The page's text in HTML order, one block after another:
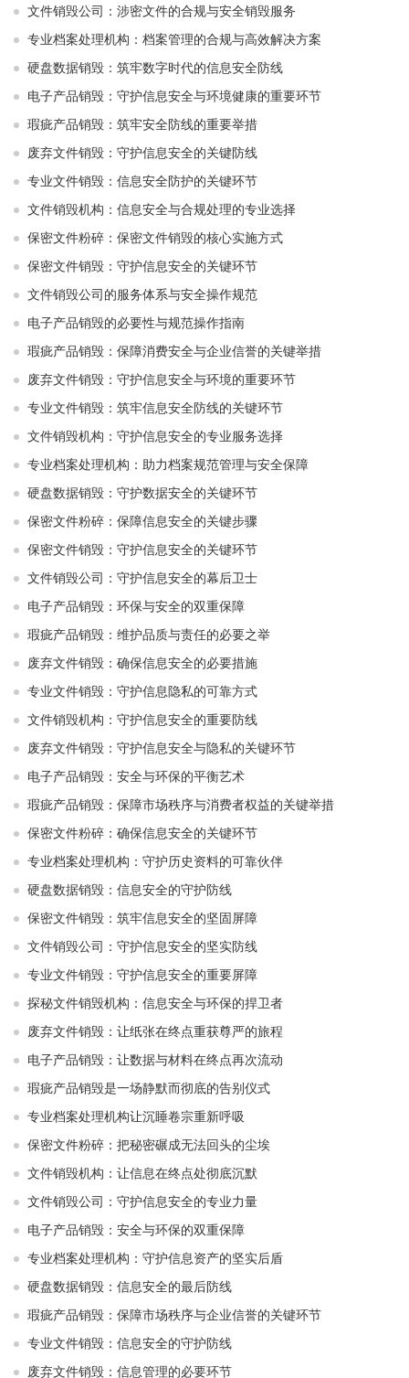
文件销毁公司：涉密文件的合规与安全销毁服务
专业档案处理机构：档案管理的合规与高效解决方案
硬盘数据销毁：筑牢数字时代的信息安全防线
电子产品销毁：守护信息安全与环境健康的重要环节
瑕疵产品销毁：筑牢安全防线的重要举措
废弃文件销毁：守护信息安全的关键防线
专业文件销毁：信息安全防护的关键环节
文件销毁机构：信息安全与合规处理的专业选择
保密文件粉碎：保密文件销毁的核心实施方式
保密文件销毁：守护信息安全的关键环节
文件销毁公司的服务体系与安全操作规范
电子产品销毁的必要性与规范操作指南
瑕疵产品销毁：保障消费安全与企业信誉的关键举措
废弃文件销毁：守护信息安全与环境的重要环节
专业文件销毁：筑牢信息安全防线的关键环节
文件销毁机构：守护信息安全的专业服务选择
专业档案处理机构：助力档案规范管理与安全保障
硬盘数据销毁：守护数据安全的关键环节
保密文件粉碎：保障信息安全的关键步骤
保密文件销毁：守护信息安全的关键环节
文件销毁公司：守护信息安全的幕后卫士
电子产品销毁：环保与安全的双重保障
瑕疵产品销毁：维护品质与责任的必要之举
废弃文件销毁：确保信息安全的必要措施
专业文件销毁：守护信息隐私的可靠方式
文件销毁机构：守护信息安全的重要防线
废弃文件销毁：守护信息安全与隐私的关键环节
电子产品销毁：安全与环保的平衡艺术
瑕疵产品销毁：保障市场秩序与消费者权益的关键举措
保密文件粉碎：确保信息安全的关键环节
专业档案处理机构：守护历史资料的可靠伙伴
硬盘数据销毁：信息安全的守护防线
保密文件销毁：筑牢信息安全的坚固屏障
文件销毁公司：守护信息安全的坚实防线
专业文件销毁：守护信息安全的重要屏障
探秘文件销毁机构：信息安全与环保的捍卫者
废弃文件销毁：让纸张在终点重获尊严的旅程
电子产品销毁：让数据与材料在终点再次流动
瑕疵产品销毁是一场静默而彻底的告别仪式
专业档案处理机构让沉睡卷宗重新呼吸
保密文件粉碎：把秘密碾成无法回头的尘埃
文件销毁机构：让信息在终点处彻底沉默
文件销毁公司：守护信息安全的专业力量
电子产品销毁：安全与环保的双重保障
专业档案处理机构：守护信息资产的坚实后盾
硬盘数据销毁：信息安全的最后防线
瑕疵产品销毁：保障市场秩序与企业信誉的关键环节
专业文件销毁：信息安全的守护防线
废弃文件销毁：信息管理的必要环节